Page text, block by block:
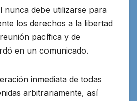
nunca debe utilizarse para
los derechos a la libertad
pacífica y de
en un comunicado.
inmediata de todas
arbitrariamente, así